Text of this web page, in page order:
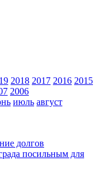
2018 2017 2016 2015
2006
июль август
долгов
посильным для